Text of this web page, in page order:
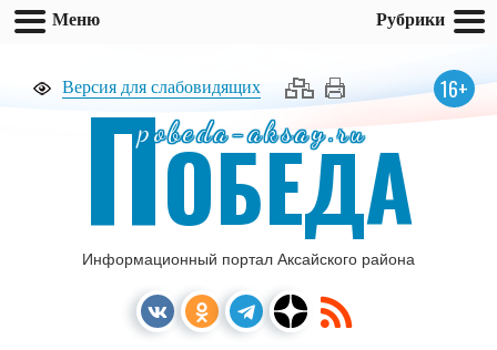
Версия для слабовидящих 16+
pobeda-aksay.ru
ПОБЕДА
Информационный портал Аксайского района
Меню Рубрики